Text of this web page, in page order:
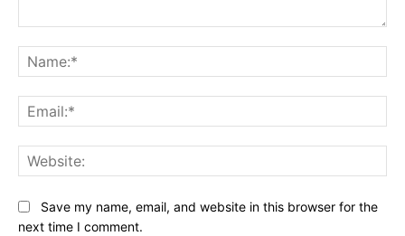
Save my name, email, and website in this browser for the
next time I comment.